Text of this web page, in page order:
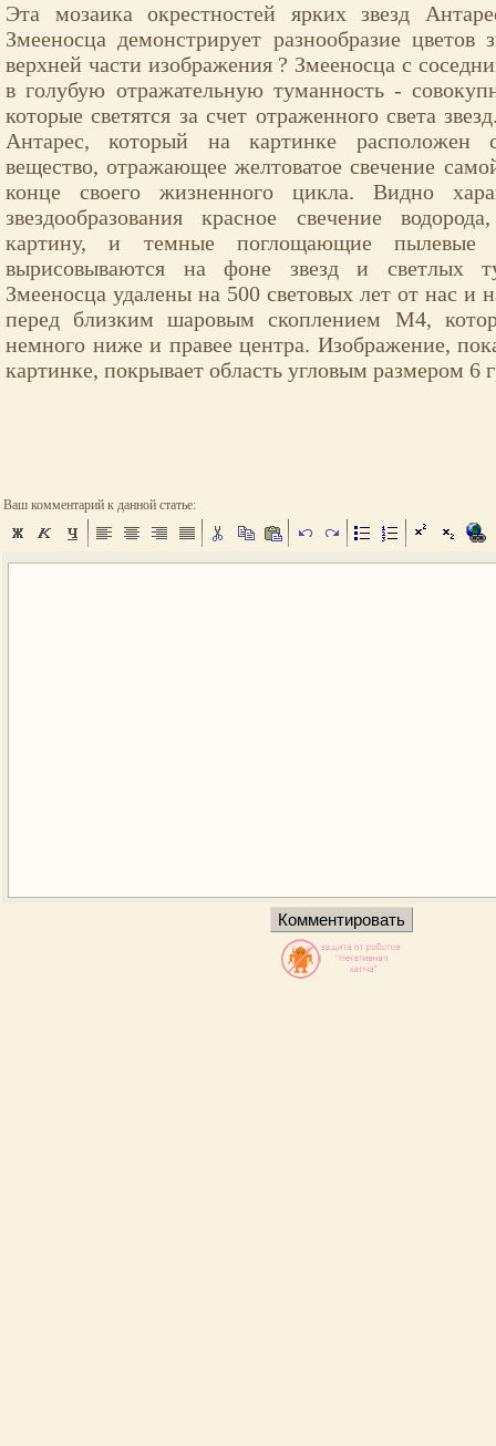
Эта мозаика окрестностей ярких звезд
Змееносца демонстрирует разнообразие цветов
верхней части изображения ? Змееносца с
в голубую отражательную туманность -
которые светятся за счет отраженного света
Антарес, который на картинке расположен
вещество, отражающее желтоватое свечение
конце своего жизненного цикла. Видно
звездообразования красное свечение
картину, и темные поглощающие пылевые
вырисовываются на фоне звезд и светлых
Змееносца удалены на 500 световых лет от нас и
перед близким шаровым скоплением M4,
немного ниже и правее центра. Изображение,
картинке, покрывает область угловым размером 6
Ваш комментарий к данной статье: